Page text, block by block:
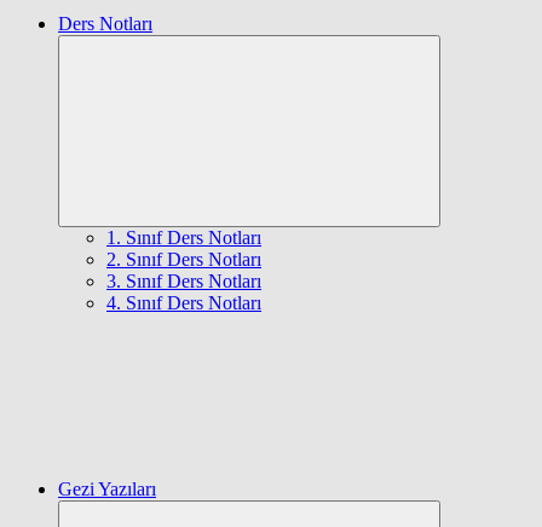
Ders Notları
1. Sınıf Ders Notları
2. Sınıf Ders Notları
3. Sınıf Ders Notları
4. Sınıf Ders Notları
Gezi Yazıları